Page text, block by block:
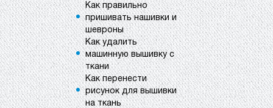
Как правильно
пришивать нашивки и
шевроны
Как удалить
машинную вышивку с
ткани
Как перенести
рисунок для вышивки
на ткань